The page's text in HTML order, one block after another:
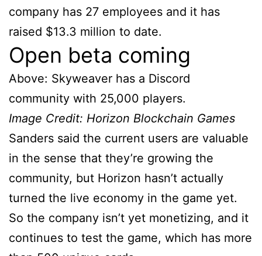
company has 27 employees and it has
raised $13.3 million to date.
Open beta coming
Above: Skyweaver has a Discord
community with 25,000 players.
Image Credit: Horizon Blockchain Games
Sanders said the current users are valuable
in the sense that they’re growing the
community, but Horizon hasn’t actually
turned the live economy in the game yet.
So the company isn’t yet monetizing, and it
continues to test the game, which has more